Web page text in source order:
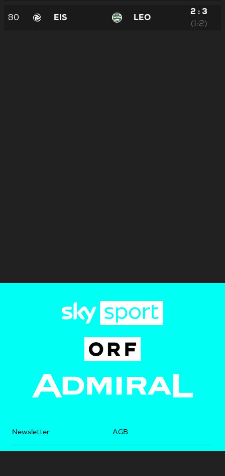
30 EIS LEO
2 : 3
(1:2)
Newsletter AGB